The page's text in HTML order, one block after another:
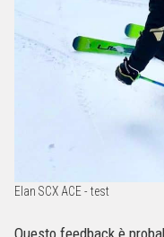
Elan SCX ACE - test